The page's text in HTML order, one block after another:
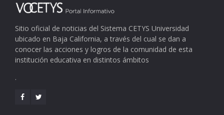
Sitio oficial de noticias del Sistema CETYS Universidad
ubicado en Baja California, a través del cual se dan a
conocer las acciones y logros de la comunidad de esta
institución educativa en distintos ámbitos
.